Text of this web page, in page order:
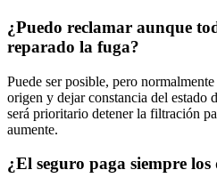
¿Puedo reclamar aunque
reparado la fuga?
Puede ser posible, pero
origen y dejar constancia del estado
será prioritario detener la filtración
aumente.
¿El seguro paga siempre